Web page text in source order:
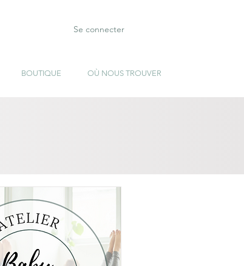
Se connecter
BOUTIQUE OÙ NOUS TROUVER